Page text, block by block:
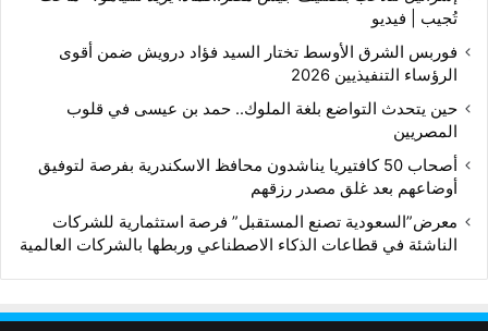
تُجيب | فيديو
فوربس الشرق الأوسط تختار السيد فؤاد درويش ضمن أقوى
الرؤساء التنفيذيين 2026
حين يتحدث التواضع بلغة الملوك.. حمد بن عيسى في قلوب
المصريين
أصحاب 50 كافتيريا يناشدون محافظ الاسكندرية بفرصة لتوفيق
أوضاعهم بعد غلق مصدر رزقهم
معرض”السعودية تصنع المستقبل” فرصة استثمارية للشركات
الناشئة في قطاعات الذكاء الاصطناعي وربطها بالشركات العالمية